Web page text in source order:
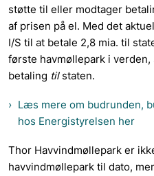
støtte til eller modtager
af prisen på el. Med det
I/S til at betale 2,8 mia. til
første havmøllepark i
betaling tilstaten.
Læs mere om budrunden,
hos Energistyrelsen her
Thor Havvindmøllepark er
havvindmøllepark til dato,